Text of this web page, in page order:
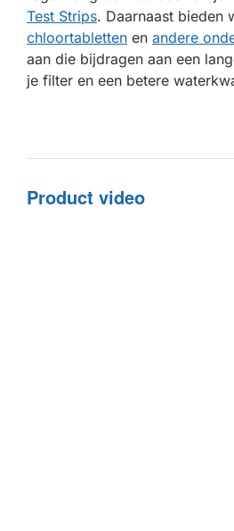
Test Strips. Daarnaast bieden
chloortabletten en andere
aan die bijdragen aan een
je filter en een betere
Product video